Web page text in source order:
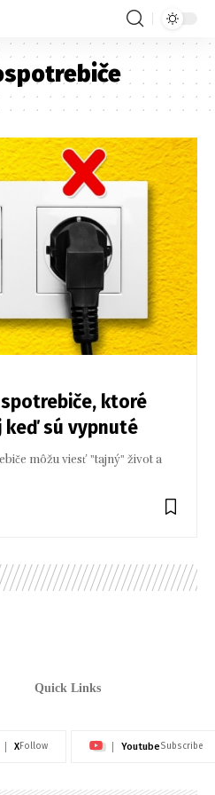
ktoré
keď sú vypnuté
môžu viesť "tajný" život a
Quick Links
XFollow YoutubeSubscribe